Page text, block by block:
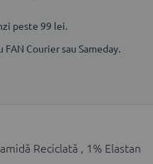
peste 99 lei.
FAN Courier sau Sameday.
Reciclată , 1% Elastan